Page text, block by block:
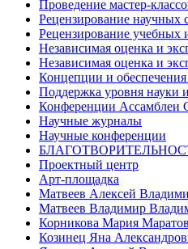
Проведение мастер-
Рецензирование научных
Рецензирование учебных
Независимая оценка и
Независимая оценка и
Концепции и
Поддержка уровня науки
Конференции Ассамблеи
Научные журналы
Научные конференции
Проектный центр
Арт-площадка
Матвеев Алексей
Матвеев Владимир
Корникова Мария
Козинец Яна